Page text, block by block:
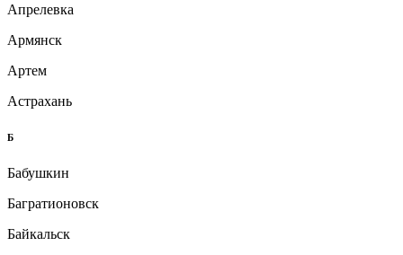
Апрелевка
Армянск
Артем
Астрахань
Б
Бабушкин
Багратионовск
Байкальск